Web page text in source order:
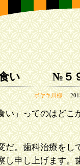
を食い №５
ボヤキ川柳
」ってのはどこ
。歯科治療をし
し申し上げます。